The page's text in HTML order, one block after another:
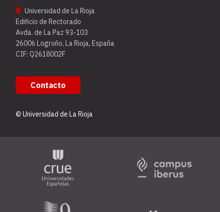
Universidad de La Rioja
Edificio de Rectorado
Avda. de La Paz 93-103
26006 Logroño, La Rioja, España
CIF: Q2618002F
Contacto
© Universidad de La Rioja